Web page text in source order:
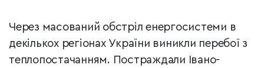
Через масований обстріл енергосистеми в
декількох регіонах України виникли перебої з
теплопостачанням. Постраждали Івано-